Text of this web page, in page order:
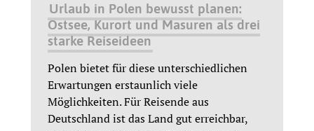
Urlaub in Polen bewusst planen:
Ostsee, Kurort und Masuren als drei
starke Reiseideen
Polen bietet für diese unterschiedlichen
Erwartungen erstaunlich viele
Möglichkeiten. Für Reisende aus
Deutschland ist das Land gut erreichbar,